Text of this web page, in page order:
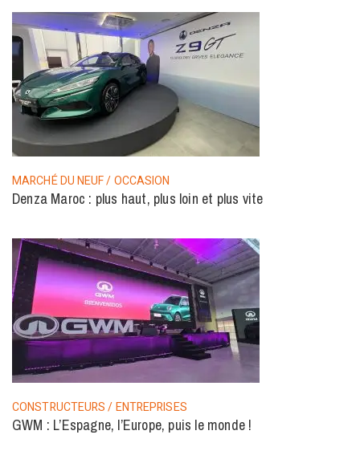
MARCHÉ DU NEUF / OCCASION
Denza Maroc : plus haut, plus loin et plus vite
CONSTRUCTEURS / ENTREPRISES
GWM : L’Espagne, l’Europe, puis le monde !